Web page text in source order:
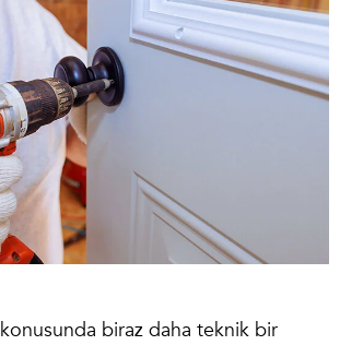
konusunda biraz daha teknik bir